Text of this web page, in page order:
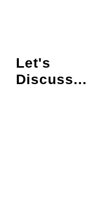
Let's
Discuss...